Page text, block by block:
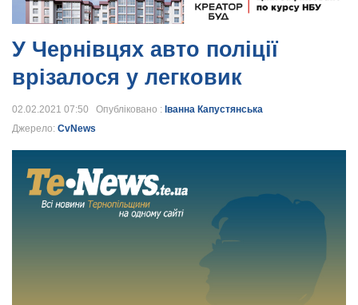
У Чернівцях авто поліції
врізалося у легковик
02.02.2021 07:50 Опубліковано : Іванна Капустянська
Джерело: CvNews